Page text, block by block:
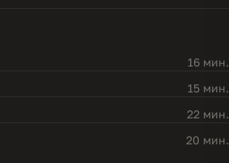
16 мин.
15 мин.
22 мин.
20 мин.